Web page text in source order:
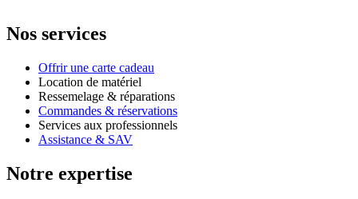
Nos services
Offrir une carte cadeau
Location de matériel
Ressemelage & réparations
Commandes & réservations
Services aux professionnels
Assistance & SAV
Notre expertise